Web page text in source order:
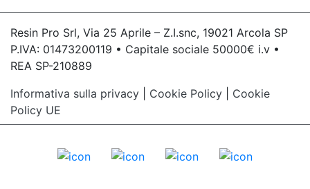
Resin Pro Srl, Via 25 Aprile – Z.I.snc, 19021 Arcola SP
P.IVA: 01473200119 • Capitale sociale 50000€ i.v •
REA SP-210889
Informativa sulla privacy
Cookie Policy
Cookie
Policy UE